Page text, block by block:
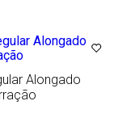
Alongado